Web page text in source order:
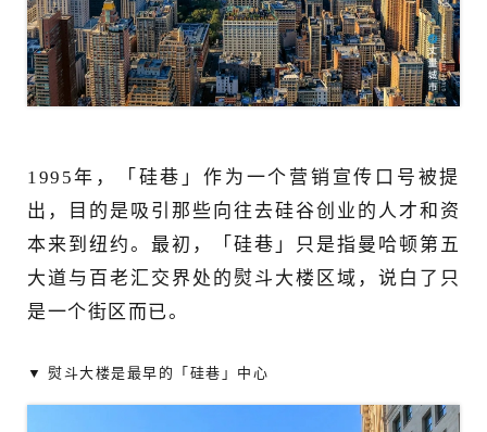
1995年，「硅巷」作为一个营销宣传口号被提
出，目的是吸引那些向往去硅谷创业的人才和资
本来到纽约。最初，「硅巷」只是指曼哈顿第五
大道与百老汇交界处的熨斗大楼区域，说白了只
是一个街区而已。
▼ 熨斗大楼是最早的「硅巷」中心